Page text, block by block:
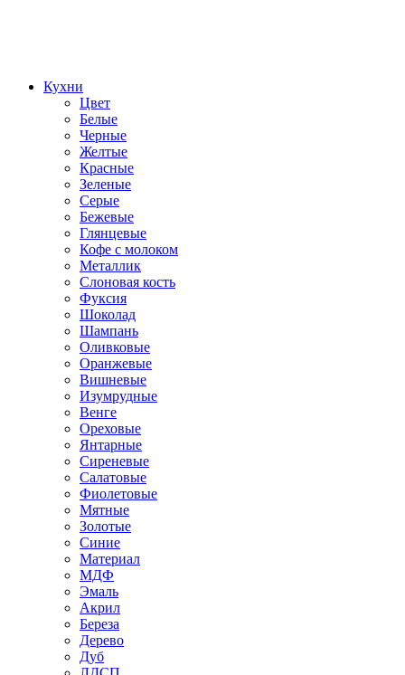
Кухни
Цвет
Белые
Черные
Желтые
Красные
Зеленые
Серые
Бежевые
Глянцевые
Кофе с молоком
Металлик
Слоновая кость
Фуксия
Шоколад
Шампань
Оливковые
Оранжевые
Вишневые
Изумрудные
Венге
Ореховые
Янтарные
Сиреневые
Салатовые
Фиолетовые
Мятные
Золотые
Синие
Материал
МДФ
Эмаль
Акрил
Береза
Дерево
Дуб